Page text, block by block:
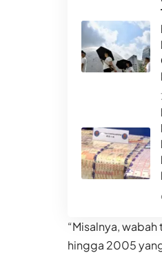
“Misalnya,
hingga 2005